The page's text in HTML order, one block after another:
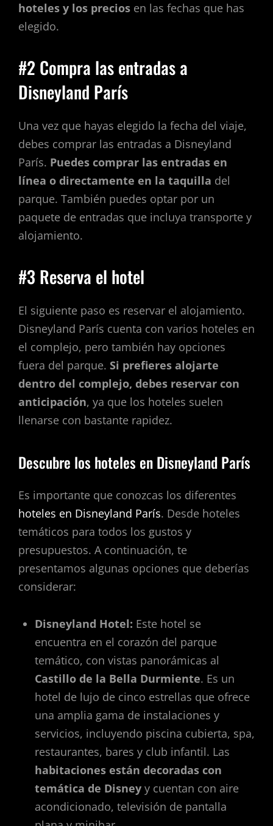
hoteles y los precios en las fechas que has
elegido.
#2 Compra las entradas a
Disneyland París
Una vez que hayas elegido la fecha del viaje,
debes comprar las entradas a Disneyland
París. Puedes comprar las entradas en
línea o directamente en la taquilla del
parque. También puedes optar por un
paquete de entradas que incluya transporte y
alojamiento.
#3 Reserva el hotel
El siguiente paso es reservar el alojamiento.
Disneyland París cuenta con varios hoteles en
el complejo, pero también hay opciones
fuera del parque. Si prefieres alojarte
dentro del complejo, debes reservar con
anticipación, ya que los hoteles suelen
llenarse con bastante rapidez.
Descubre los hoteles en Disneyland París
Es importante que conozcas los diferentes
hoteles en Disneyland París. Desde hoteles
temáticos para todos los gustos y
presupuestos. A continuación, te
presentamos algunas opciones que deberías
considerar:
Disneyland Hotel: Este hotel se
encuentra en el corazón del parque
temático, con vistas panorámicas al
Castillo de la Bella Durmiente. Es un
hotel de lujo de cinco estrellas que ofrece
una amplia gama de instalaciones y
servicios, incluyendo piscina cubierta, spa,
restaurantes, bares y club infantil. Las
habitaciones están decoradas con
temática de Disney y cuentan con aire
acondicionado, televisión de pantalla